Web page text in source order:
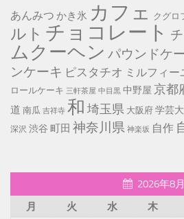
あんみつ かき氷 カフェ クグロ
ルト チョコレート
ムクーヘン パウンドケ
ンケーキ ピスタチオ ミルフィー
ロールケーキ 三軒茶屋 中目黒 中野屋 京都
道 南瓜 吉祥寺 和 埼玉県 大阪府 学芸
深沢 渋谷 町田 神奈川県 神楽坂 自作
2026年8月
月
火 水 木